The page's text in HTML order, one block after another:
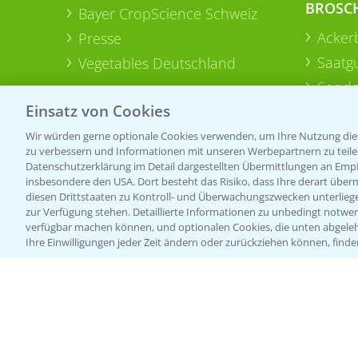
Bayer CropScience Schweiz
Presse
Vegetables Deutschland
Einsatz von Cookies
Wir würden gerne optionale Cookies verwenden, um Ihre Nutzung
zu verbessern und Informationen mit unseren Werbepartnern zu
Datenschutzerklärung im Detail dargestellten Übermittlungen an
insbesondere den USA. Dort besteht das Risiko, dass Ihre derart
diesen Drittstaaten zu Kontroll- und Überwachungszwecken
zur Verfügung stehen. Detaillierte Informationen zu unbedingt
verfügbar machen können, und optionalen Cookies, die unten
Ihre Einwilligungen jeder Zeit ändern oder zurückziehen können,